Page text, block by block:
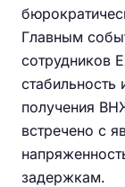
Главным
сотрудников
стабильность
получения
встречено с
задержкам.